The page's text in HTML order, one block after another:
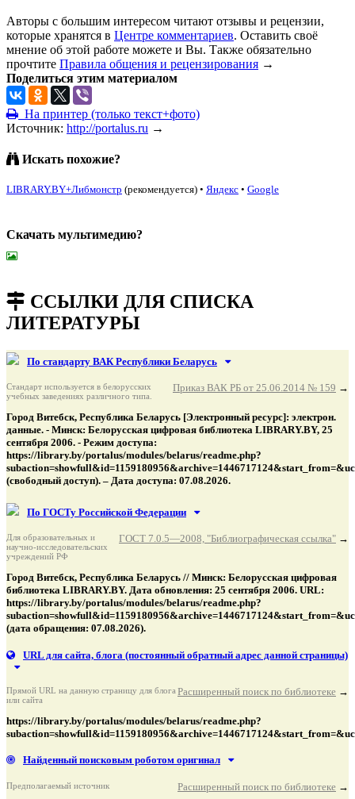
Авторы с большим интересом читают отзывы и рецензии,
которые хранятся в Центре комментариев. Оставить своё
мнение об этой работе можете и Вы. Также обязательно
прочтите Правила общения и рецензирования →
Поделиться этим материалом
На принтер (только текст+фото)
Источник: http://portalus.ru →
Искать похожие?
LIBRARY.BY+Либмонстр (рекомендуется) • Яндекс • Google
Скачать мультимедию?
ССЫЛКИ ДЛЯ СПИСКА
ЛИТЕРАТУРЫ
По стандарту ВАК Республики Беларусь
Приказ ВАК РБ от 25.06.2014 № 159 →
Стандарт используется в белорусских
учебных заведениях различного типа.
Город Витебск, Республика Беларусь [Электронный ресурс]: электрон.
данные. - Минск: Белорусская цифровая библиотека LIBRARY.BY, 25
сентября 2006. - Режим доступа:
https://library.by/portalus/modules/belarus/readme.php?
(свободный доступ). – Дата доступа: 07.08.2026.
По ГОСТу Российской Федерации
ГОСТ 7.0.5—2008, "Библиографическая ссылка" →
Для образовательных и
научно-исследовательских
учреждений РФ
Город Витебск, Республика Беларусь // Минск: Белорусская цифровая
библиотека LIBRARY.BY. Дата обновления: 25 сентября 2006. URL:
https://library.by/portalus/modules/belarus/readme.php?
(дата обращения: 07.08.2026).
URL для сайта, блога (постоянный обратный адрес данной страницы)
Расширенный поиск по библиотеке →
Прямой URL на данную страницу для блога
или сайта
https://library.by/portalus/modules/belarus/readme.php?
Найденный поисковым роботом оригинал
Расширенный поиск по библиотеке →
Предполагаемый источник